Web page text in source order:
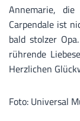
Annemarie,
Carpendale ist
bald stolzer
rührende
Herzlichen
Foto: Universal